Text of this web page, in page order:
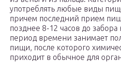
употреблять любые виды
причем последний прием
позднее 8-12 часов до
период времени занимает
пищи, после которого
приходит в обычное для